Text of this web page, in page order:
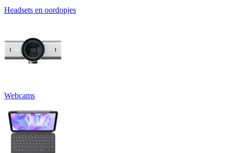
Headsets en oordopjes
Webcams